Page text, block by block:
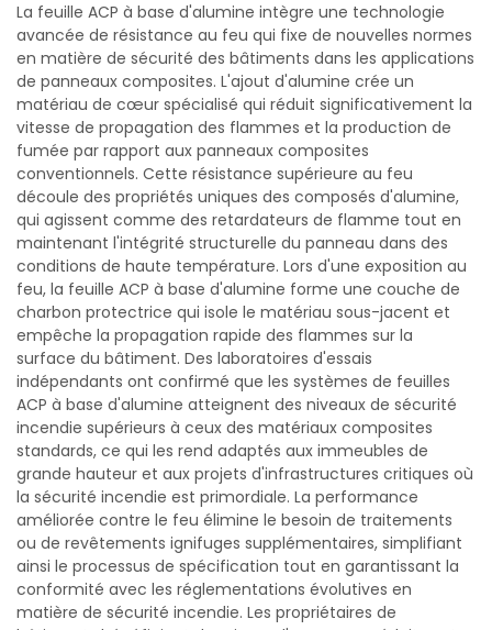
La feuille ACP à base d'alumine intègre une technologie
avancée de résistance au feu qui fixe de nouvelles normes
en matière de sécurité des bâtiments dans les applications
de panneaux composites. L'ajout d'alumine crée un
matériau de cœur spécialisé qui réduit significativement la
vitesse de propagation des flammes et la production de
fumée par rapport aux panneaux composites
conventionnels. Cette résistance supérieure au feu
découle des propriétés uniques des composés d'alumine,
qui agissent comme des retardateurs de flamme tout en
maintenant l'intégrité structurelle du panneau dans des
conditions de haute température. Lors d'une exposition au
feu, la feuille ACP à base d'alumine forme une couche de
charbon protectrice qui isole le matériau sous-jacent et
empêche la propagation rapide des flammes sur la
surface du bâtiment. Des laboratoires d'essais
indépendants ont confirmé que les systèmes de feuilles
ACP à base d'alumine atteignent des niveaux de sécurité
incendie supérieurs à ceux des matériaux composites
standards, ce qui les rend adaptés aux immeubles de
grande hauteur et aux projets d'infrastructures critiques où
la sécurité incendie est primordiale. La performance
améliorée contre le feu élimine le besoin de traitements
ou de revêtements ignifuges supplémentaires, simplifiant
ainsi le processus de spécification tout en garantissant la
conformité avec les réglementations évolutives en
matière de sécurité incendie. Les propriétaires de